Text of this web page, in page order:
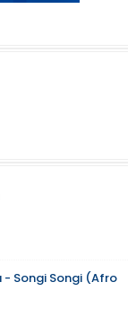
- Songi Songi (Afro